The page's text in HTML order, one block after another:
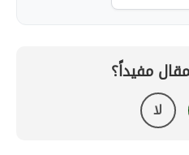
مفيداً؟
لا